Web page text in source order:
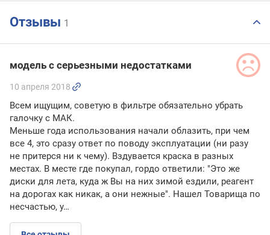
Отзывы 1
модель с серьезными недостатками
10 апреля 2018
Всем ищущим, советую в фильтре обязательно убрать
галочку с МАК.
Меньше года использования начали облазить, при чем
все 4, это сразу ответ по поводу эксплуатации (ни разу
не притерся ни к чему). Вздувается краска в разных
местах. В месте где покупал, гордо ответили: "Это же
диски для лета, куда ж Вы на них зимой ездили, реагент
на дорогах как никак, а они нежные". Нашел Товарища по
несчастью, у…